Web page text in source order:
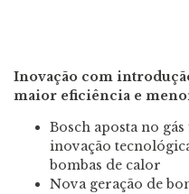
Inovação com
maior eficiência e
Bosch aposta no
inovação
bombas de calor
Nova geração de